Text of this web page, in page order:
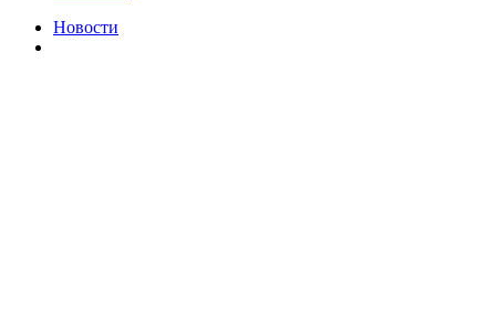
Новости